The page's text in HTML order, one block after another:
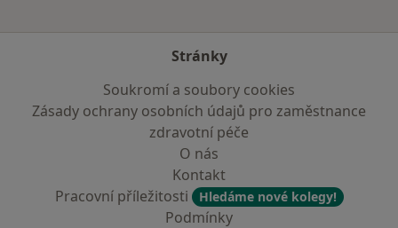
Stránky
Soukromí a soubory cookies
Zásady ochrany osobních údajů pro zaměstnance
zdravotní péče
O nás
Kontakt
Pracovní příležitosti
Hledáme nové kolegy!
Podmínky